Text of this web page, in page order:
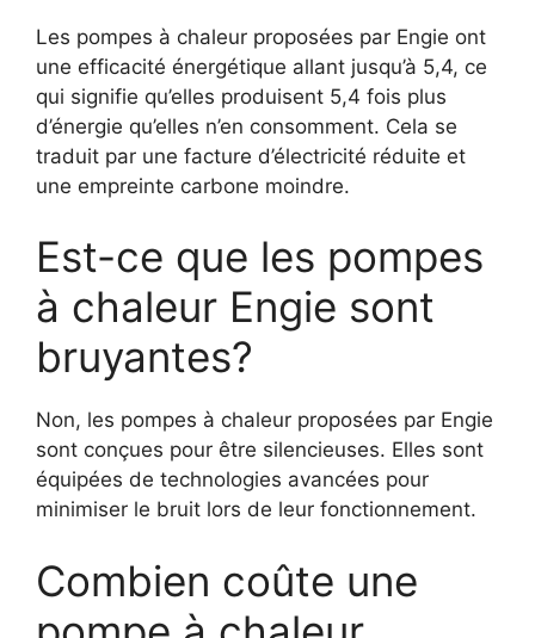
Les pompes à chaleur proposées par Engie ont
une efficacité énergétique allant jusqu’à 5,4, ce
qui signifie qu’elles produisent 5,4 fois plus
d’énergie qu’elles n’en consomment. Cela se
traduit par une facture d’électricité réduite et
une empreinte carbone moindre.
Est-ce que les pompes
à chaleur Engie sont
bruyantes?
Non, les pompes à chaleur proposées par Engie
sont conçues pour être silencieuses. Elles sont
équipées de technologies avancées pour
minimiser le bruit lors de leur fonctionnement.
Combien coûte une